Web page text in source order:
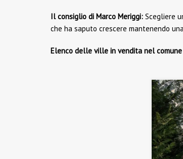
Il consiglio di Marco Meriggi: Scegliere
che ha saputo crescere mantenendo
Elenco delle ville in vendita nel